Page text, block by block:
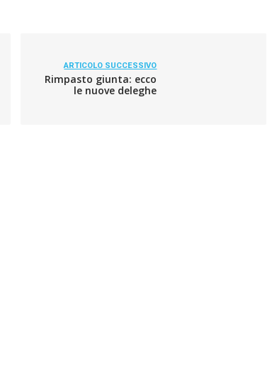
ARTICOLO SUCCESSIVO
Rimpasto giunta: ecco
le nuove deleghe